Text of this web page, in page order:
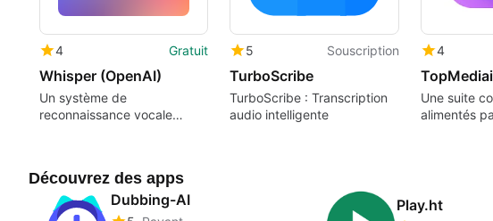
4 Gratuit
Whisper (OpenAI)
Un système de
reconnaissance vocale
5 Souscription
TurboScribe
TurboScribe : Transcription
audio intelligente
4
TopMediai
Une suite
alimentés
Découvrez des apps
Dubbing-AI
Play.ht